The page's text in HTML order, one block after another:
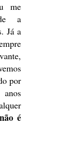
me
a
Já a
por
não é